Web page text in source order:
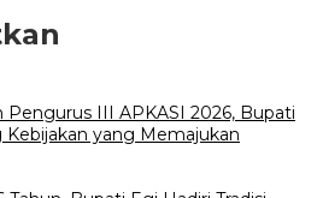
Pengurus III APKASI 2026, Bupati
yang Memajukan